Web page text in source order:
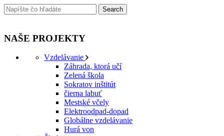
NAŠE PROJEKTY
Vzdelávanie
Záhrada, ktorá učí
Zelená škola
Sokratov inštitút
čierna labuť
Mestské včely
Elektroodpad-dopad
Globálne vzdelávanie
Hurá von